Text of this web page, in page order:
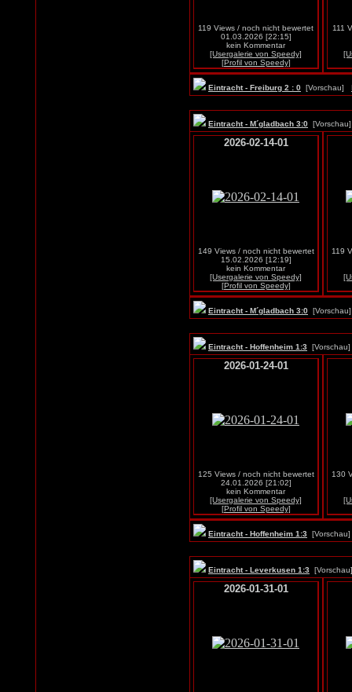
119 Views / noch nicht bewertet
01.03.2026 [22:15]
kein Kommentar
[Usergalerie von Speedy]
[Profil von Speedy]
111
Eintracht - Freiburg 2 : 0 [Vorschau]
Eintracht - M´gladbach 3:0
2026-02-14-01
149 Views / noch nicht bewertet
15.02.2026 [12:19]
kein Kommentar
[Usergalerie von Speedy]
[Profil von Speedy]
119
Eintracht - M´gladbach 3:0
Eintracht - Hoffenheim 1:3
2026-01-24-01
125 Views / noch nicht bewertet
24.01.2026 [21:02]
kein Kommentar
[Usergalerie von Speedy]
[Profil von Speedy]
130
Eintracht - Hoffenheim 1:3
Eintracht - Leverkusen 1:3
2026-01-31-01